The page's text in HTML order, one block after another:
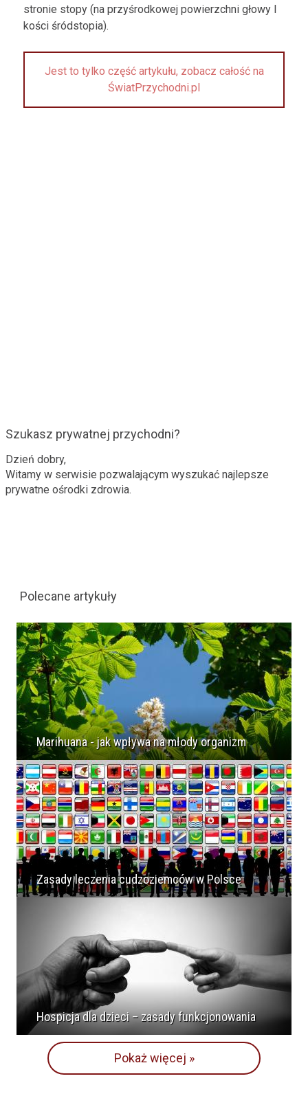
stronie stopy (na przyśrodkowej powierzchni głowy I
kości śródstopia).
Jest to tylko część artykułu, zobacz całość na
ŚwiatPrzychodni.pl
Szukasz prywatnej przychodni?
Dzień dobry,
Witamy w serwisie pozwalającym wyszukać najlepsze
prywatne ośrodki zdrowia.
Polecane artykuły
Marihuana - jak wpływa na młody organizm
Zasady leczenia cudzoziemców w Polsce
Hospicja dla dzieci – zasady funkcjonowania
Pokaż więcej »